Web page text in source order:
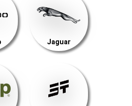
Jaguar